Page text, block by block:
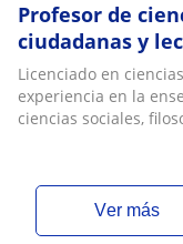
Profesor de
ciudadanas y
clases de
Licenciado en
experiencia en la
ciencias sociales,
ver más